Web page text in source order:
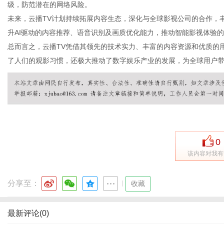
级，防范潜在的网络风险。
未来，云播TV计划持续拓展内容生态，深化与全球影视公司的合作
升AI驱动的内容推荐、语音识别及画质优化能力，推动智能影视体验
总而言之，云播TV凭借其领先的技术实力、丰富的内容资源和优质
了人们的观影习惯，还极大推动了数字娱乐产业的发展，为全球用户
0
该内容对我
分享至： 收藏
最新评论(0)